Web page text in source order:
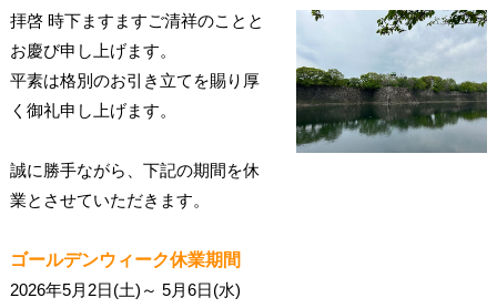
拝啓 時下ますますご清祥のことと
お慶び申し上げます。
平素は格別のお引き立てを賜り厚
く御礼申し上げます。
誠に勝手ながら、下記の期間を休
業とさせていただきます。
ゴールデンウィーク休業期間
2026年5月2日(土)～ 5月6日(水)